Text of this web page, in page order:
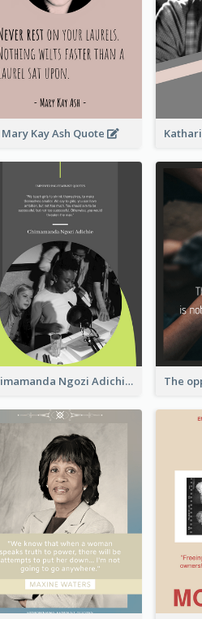
Mary Kay Ash Quote
Chimamanda Ngozi Adichie Quote